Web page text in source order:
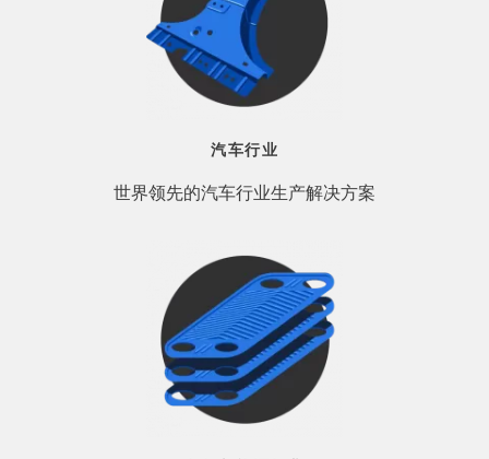
汽车行业
世界领先的汽车行业生产解决方案